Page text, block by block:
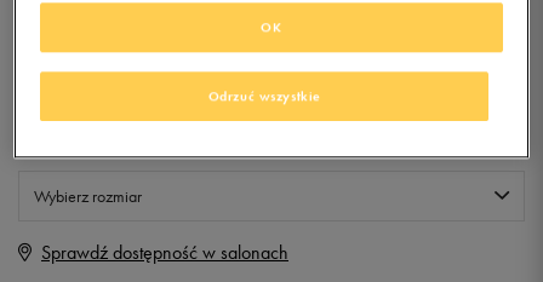
Produkt niedostępny
Wybierz rozmiar
S Powiadom o dostępności
Sprawdź dostępność w salonach
Odrzuć wszystkie
OK